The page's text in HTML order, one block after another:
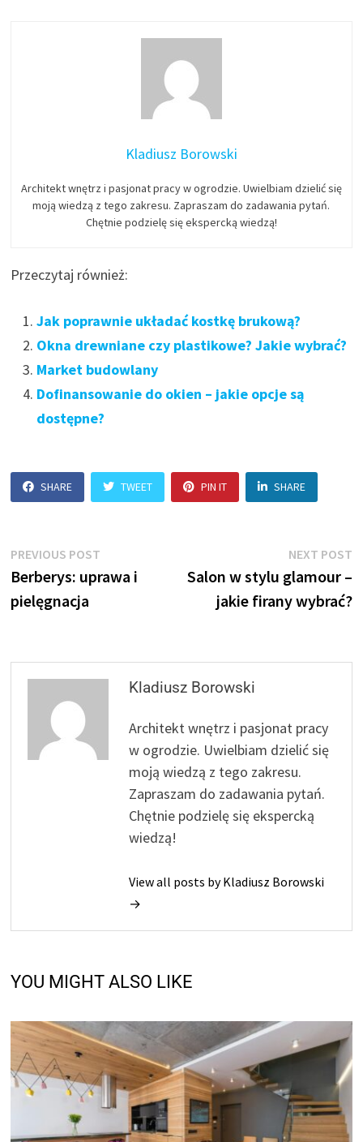
Kladiusz Borowski
Architekt wnętrz i pasjonat pracy w ogrodzie. Uwielbiam dzielić się
moją wiedzą z tego zakresu. Zapraszam do zadawania pytań.
Chętnie podzielę się ekspercką wiedzą!
Przeczytaj również:
Jak poprawnie układać kostkę brukową?
Okna drewniane czy plastikowe? Jakie wybrać?
Market budowlany
Dofinansowanie do okien – jakie opcje są
dostępne?
SHARE TWEET PIN IT SHARE
Nawigacja
wpisu
PREVIOUS POST
post:
Berberys: uprawa i
pielęgnacja
NEXT POST
Salon w stylu glamour –
jakie firany wybrać?
Kladiusz Borowski
Architekt wnętrz i pasjonat pracy
w ogrodzie. Uwielbiam dzielić się
moją wiedzą z tego zakresu.
Zapraszam do zadawania pytań.
Chętnie podzielę się ekspercką
wiedzą!
View all posts by Kladiusz Borowski
→
YOU MIGHT ALSO LIKE